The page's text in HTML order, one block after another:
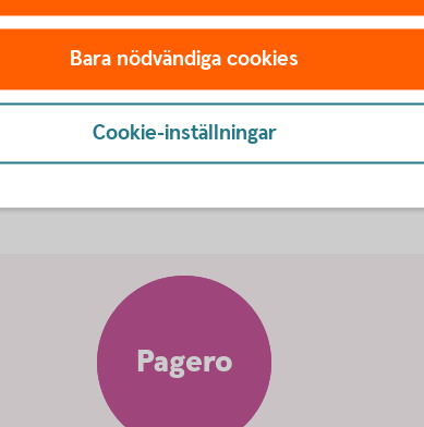
ettenkelt,snabbtoch
Pagero
Bara nödvändiga cookies
Cookie-inställningar